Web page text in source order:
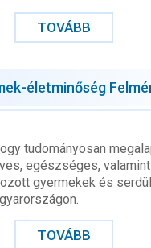
TOVÁBB
életminőség
tudományosan
egészséges,
gyermekek és
TOVÁBB